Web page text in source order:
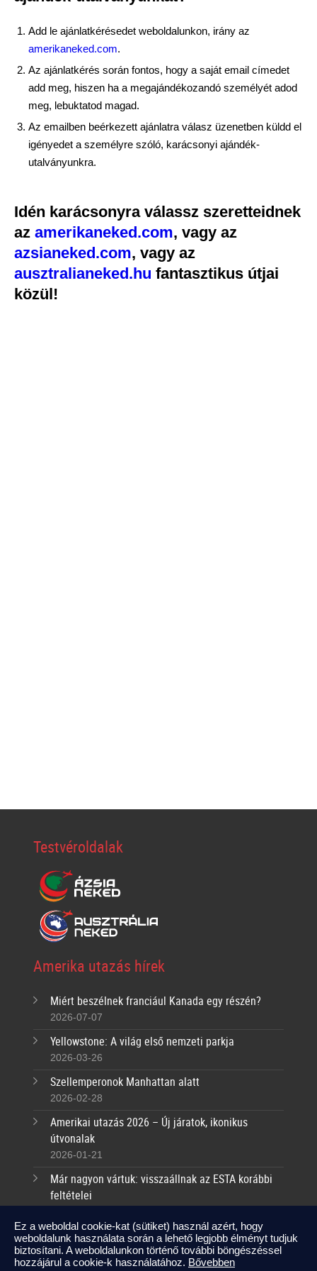
Add le ajánlatkérésedet weboldalunkon, irány az
amerikaneked.com.
Az ajánlatkérés során fontos, hogy a saját email címedet
add meg, hiszen ha a megajándékozandó személyét adod
meg, lebuktatod magad.
Az emailben beérkezett ajánlatra válasz üzenetben küldd el
igényedet a személyre szóló, karácsonyi ajándék-
utalványunkra.
Idén karácsonyra válassz szeretteidnek
az amerikaneked.com, vagy az
azsianeked.com, vagy az
ausztralianeked.hu fantasztikus útjai
közül!
Testvéroldalak
Amerika utazás hírek
Miért beszélnek franciául Kanada egy részén?
2026-07-07
Yellowstone: A világ első nemzeti parkja
2026-03-26
Szellemperonok Manhattan alatt
2026-02-28
Amerikai utazás 2026 – Új járatok, ikonikus
útvonalak
2026-01-21
Már nagyon vártuk: visszaállnak az ESTA korábbi
feltételei
Kapcsolat
Ez a weboldal cookie-kat (sütiket) használ azért, hogy
weboldalunk használata során a lehető legjobb élményt tudjuk
biztosítani. A weboldalunkon történő további böngészéssel
hozzájárul a cookie-k használatához. Bővebben